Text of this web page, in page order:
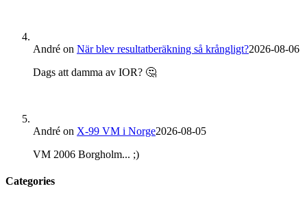
André on När blev resultatberäkning så krångligt?2026-08-06
Dags att damma av IOR? 🤔
André on X-99 VM i Norge2026-08-05
VM 2006 Borgholm... ;)
Categories